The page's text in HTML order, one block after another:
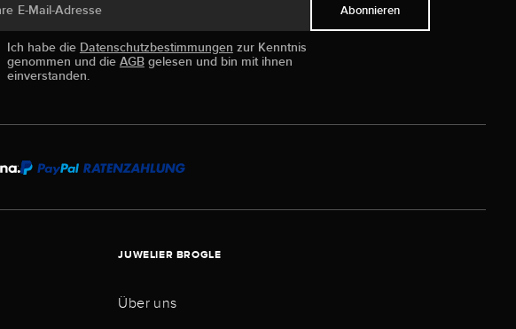
E-Mail-Adresse
Ich habe die Datenschutzbestimmungen zur Kenntnis
genommen und die AGBgelesen und bin mit ihnen
einverstanden.
Abonnieren
JUWELIER BROGLE
Über uns